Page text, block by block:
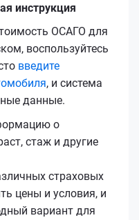
инструкция
ОСАГО для
воспользуйтесь
введите
, и система
данные.
о
стаж и другие
страховых
цены и условия, и
вариант для